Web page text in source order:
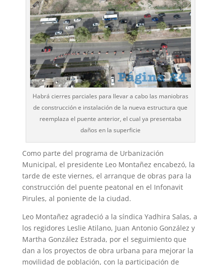
Habrá cierres parciales para llevar a cabo las maniobras
de construcción e instalación de la nueva estructura que
reemplaza el puente anterior, el cual ya presentaba
daños en la superficie
Como parte del programa de Urbanización
Municipal, el presidente Leo Montañez encabezó, la
tarde de este viernes, el arranque de obras para la
construcción del puente peatonal en el Infonavit
Pirules, al poniente de la ciudad.
Leo Montañez agradeció a la síndica Yadhira Salas, a
los regidores Leslie Atilano, Juan Antonio González y
Martha González Estrada, por el seguimiento que
dan a los proyectos de obra urbana para mejorar la
movilidad de población, con la participación de